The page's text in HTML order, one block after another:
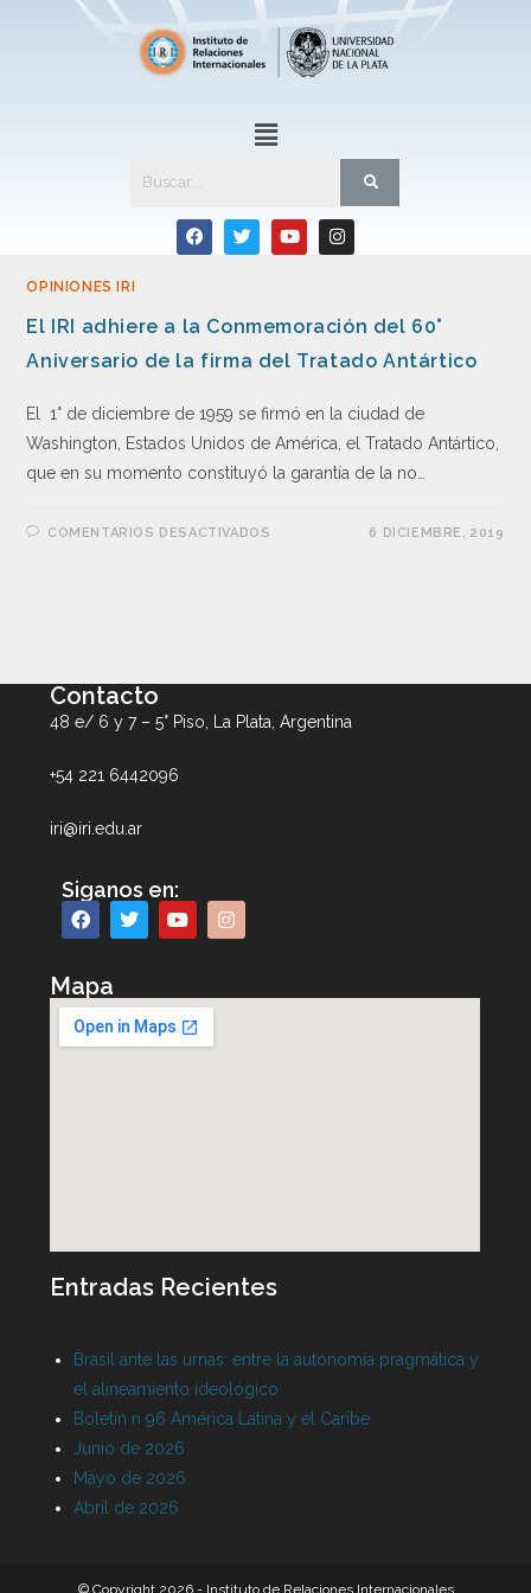
OPINIONES IRI
El IRI adhiere a la Conmemoración del 60°
Aniversario de la firma del Tratado Antártico
El 1° de diciembre de 1959 se firmó en la ciudad de
Washington, Estados Unidos de América, el Tratado Antártico,
que en su momento constituyó la garantía de la no…
COMENTARIOS DESACTIVADOS 6 DICIEMBRE, 2019
Contacto
48 e/ 6 y 7 – 5° Piso, La Plata, Argentina
+54 221 6442096
iri@iri.edu.ar
Siganos en:
Mapa
Entradas Recientes
Brasil ante las urnas: entre la autonomía pragmática y
el alineamiento ideológico
Boletín n 96 América Latina y el Caribe
Junio de 2026
Mayo de 2026
Abril de 2026
© Copyright 2026 - Instituto de Relaciones Internacionales